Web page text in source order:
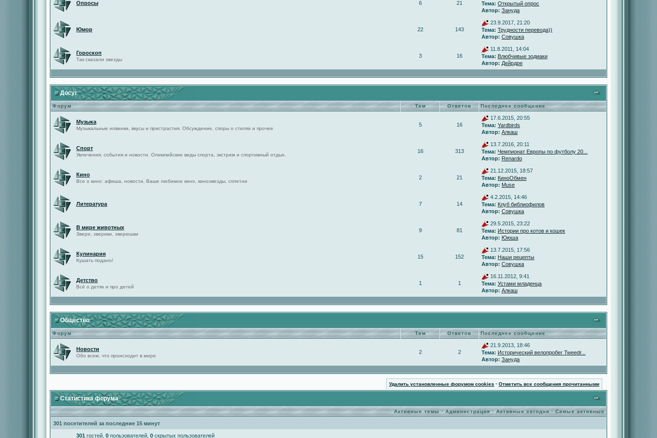
Опросы 6 21
Тема: Открытый опрос
Автор: Зануда
Юмор 22 143
23.9.2017, 21:20
Тема: Трудности перевода))
Автор: Совушка
Гороскоп
Так сказали звезды
3 16
11.8.2011, 14:04
Тема: Влюбчивые зодиаки
Автор: Дейрдре
Досуг
Форум Тем Ответов Последнее сообщение
Музыка
Музыкальные новинки, вкусы и пристрастия. Обсуждение, споры о стилях и прочее
5 16
17.6.2015, 20:55
Тема: Yardbirds
Автор: Алкаш
Спорт
Увлечения, события и новости. Олимпийские виды спорта, экстрим и спортивный отдых.
16 313
13.7.2016, 20:11
Тема: Чемпионат Европы по футболу 20...
Автор: Renardo
Кино
Все о кино: афиша, новости, Ваше любимое кино, кинозвезды, сплетни
2 21
21.12.2015, 18:57
Тема: КиноОбмен
Автор: Muse
Литература 7 14
4.2.2015, 14:46
Тема: Клуб библиофилов
Автор: Совушка
В мире животных
Звери, зверики, зверюшки
9 81
29.5.2015, 23:22
Тема: Истории про котов и кошек
Автор: Ююша
Кулинария
Кушать подано!
15 152
13.7.2015, 17:56
Тема: Наши рецепты
Автор: Совушка
Детство
Всё о детях и про детей
1 1
16.11.2012, 9:41
Тема: Устами младенца
Автор: Алкаш
Общество
Форум Тем Ответов Последнее сообщение
Новости
Обо всем, что происходит в мире
2 2
21.9.2013, 18:46
Тема: Исторический велопробег Tweedr...
Автор: Зануда
Удалить установленные форумом cookies · Отметить все сообщения прочитанными
Статистика форума
Активные темы·Администрация·Активные сегодня · Самые активные
301 посетителей за последние 15 минут
301 гостей, 0 пользователей, 0 скрытых пользователей